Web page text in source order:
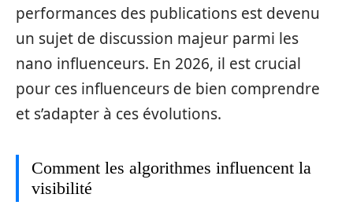
performances des publications est devenu
un sujet de discussion majeur parmi les
nano influenceurs. En 2026, il est crucial
pour ces influenceurs de bien comprendre
et s’adapter à ces évolutions.
Comment les algorithmes influencent la
visibilité